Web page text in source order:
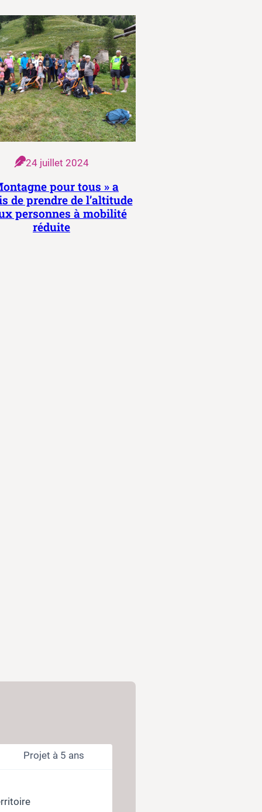
24 juillet 2024
pour tous » a
de prendre de l’altitude
personnes à mobilité
réduite
Projet à 5 ans